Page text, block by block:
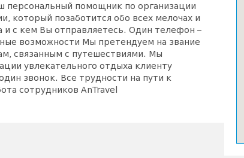
персональный помощник по организации
который позаботится обо всех мелочах и
и с кем Вы отправляетесь. Один телефон –
возможности Мы претендуем на звание
связанным с путешествиями. Мы
увлекательного отдыха клиенту
звонок. Все трудности на пути к
сотрудников AnTravel